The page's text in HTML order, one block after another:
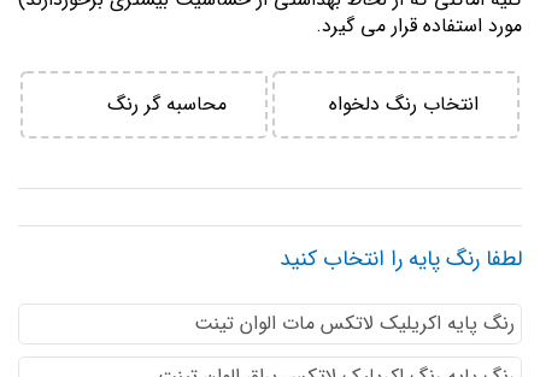
مورد استفاده قرار می گیرد.
انتخاب رنگ دلخواه محاسبه گر رنگ
لطفا رنگ پایه را انتخاب کنید
رنگ پایه اكريليك لاتكس مات الوان تینت